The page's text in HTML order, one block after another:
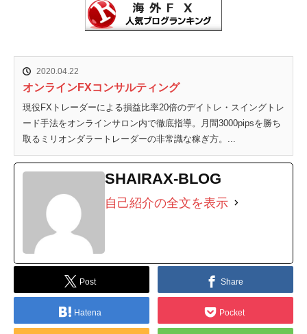
2020.04.22
オンラインFXコンサルティング
現役FXトレーダーによる損益比率20倍のデイトレ・スイングトレ
ード手法をオンラインサロン内で徹底指導。月間3000pipsを勝ち
取るミリオンダラートレーダーの非常識な稼ぎ方。...
SHAIRAX-BLOG
自己紹介の全文を表示
Post Share
Hatena Pocket